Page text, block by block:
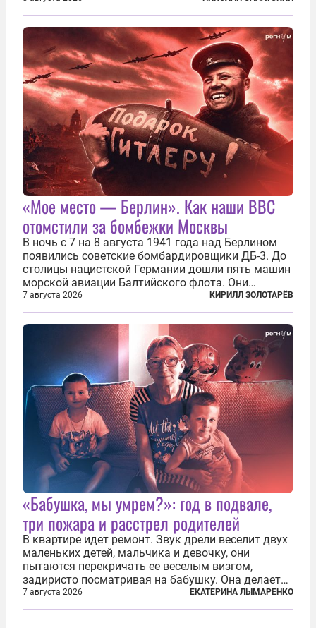
сухогруза с военными грузами. Дополнительно
нанесены удары по объектам в ряде городов. В
Киеве...
«Мое место — Берлин». Как наши ВВС
отомстили за бомбежки Москвы
В ночь с 7 на 8 августа 1941 года над Берлином
появились советские бомбардировщики ДБ-3. До
столицы нацистской Германии дошли пять машин
морской авиации Балтийского флота. Они
сбросили бомбы на город, который в тот момент
жил в полной уверенности, что война идет где-то
далеко на востоке, Красная...
7 августа 2026 КИРИЛЛ ЗОЛОТАРЁВ
«Бабушка, мы умрем?»: год в подвале,
три пожара и расстрел родителей
В квартире идет ремонт. Звук дрели веселит двух
маленьких детей, мальчика и девочку, они
пытаются перекричать ее веселым визгом,
задиристо посматривая на бабушку. Она делает
им замечание, но внуки чувствуют, что она
сердится невсерьез. И это правда: дрель, конечно,
7 августа 2026 ЕКАТЕРИНА ЛЫМАРЕНКО